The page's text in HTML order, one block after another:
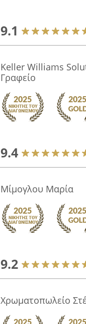
9.1
Keller Williams
Γραφείο
9.4
Μίμογλου Μαρία
9.2
Χρωματοπωλείο